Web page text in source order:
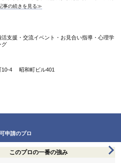
事の続きを見る≫
活支援・交流イベント・お見合い指導・心理学
グ
10-4 昭和町ビル401
申請のプロ
このプロの一番の強み